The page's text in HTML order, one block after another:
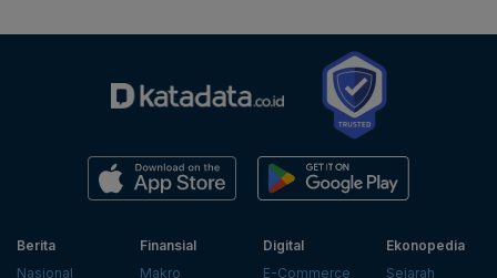
Berita
Nasional
Finansial
Makro
Digital
E-Commerce
Ekonopedia
Sejarah